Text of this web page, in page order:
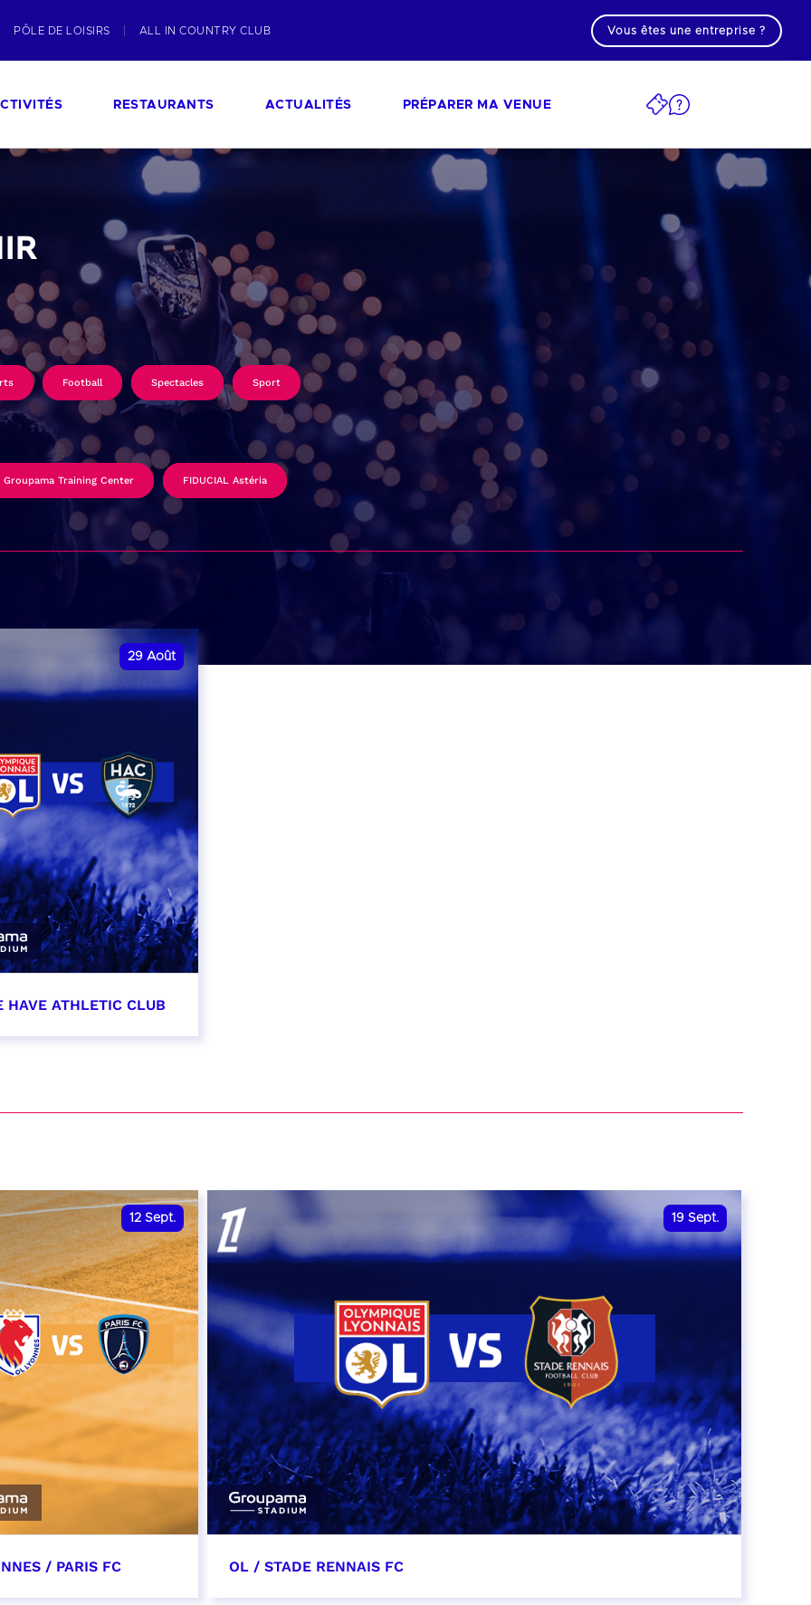
PÔLE DE LOISIRS ALL IN COUNTRY CLUB Vous êtes une entreprise ?
RESTAURANTS ACTUALITÉS PRÉPARER MA VENUE
Football Spectacles Sport
Groupama Training Center FIDUCIAL Astéria
29 Août
HAVE ATHLETIC CLUB
12 Sept.
/ PARIS FC
19 Sept.
OL / STADE RENNAIS FC